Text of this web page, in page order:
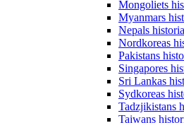
Mongoliets
Myanmars
Nepals historia
Nordkoreas
Pakistans
Singapores
Sri Lankas
Sydkoreas
Tadzjikistans
Taiwans